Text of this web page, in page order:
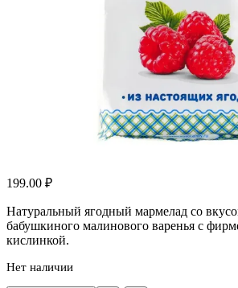
199.00 ₽
Натуральный ягодный мармелад со
бабушкиного малинового варенья с
кислинкой.
Нет наличии